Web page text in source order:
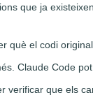
que ja
què el codi
Claude Code
verificar que els